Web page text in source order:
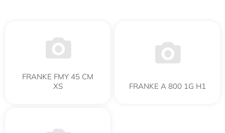
FRANKE FMY 45 CM
XS
FRANKE A 800 1G H1